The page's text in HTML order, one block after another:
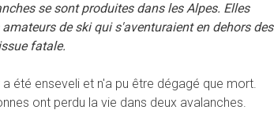
se sont produites dans les Alpes. Elles
de ski qui s'aventuraient en dehors des
fatale.
été enseveli et n'a pu être dégagé que mort.
ont perdu la vie dans deux avalanches.